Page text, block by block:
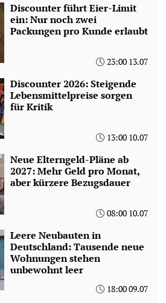
Discounter führt Eier-Limit
ein: Nur noch zwei
Packungen pro Kunde erlaubt
23:00 13.07
Discounter 2026: Steigende
Lebensmittelpreise sorgen
für Kritik
13:00 10.07
Neue Elterngeld-Pläne ab
2027: Mehr Geld pro Monat,
aber kürzere Bezugsdauer
08:00 10.07
Leere Neubauten in
Deutschland: Tausende neue
Wohnungen stehen
unbewohnt leer
18:00 09.07